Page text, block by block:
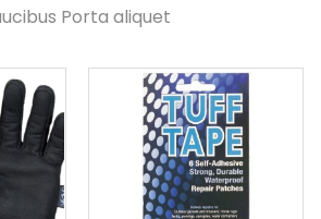
Porta aliquet